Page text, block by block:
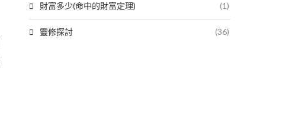
財富多少(命中的財富定理) (1)
靈修探討 (36)